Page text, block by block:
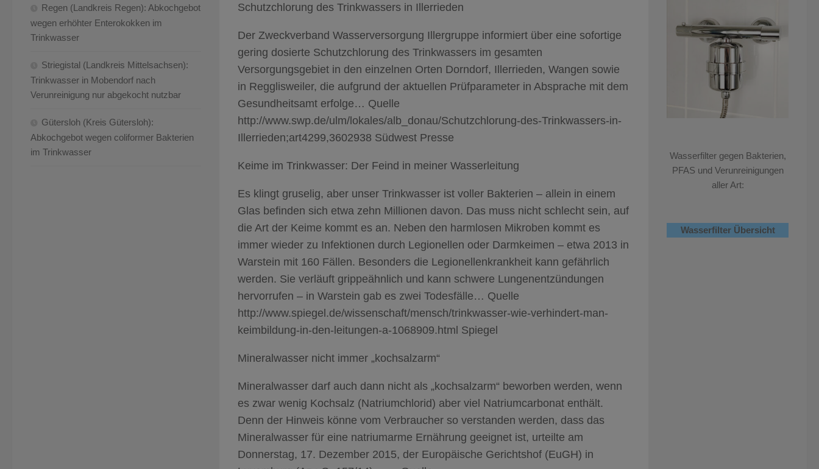
Schutzchlorung des Trinkwassers in Illerrieden
Der Zweckverband Wasserversorgung Illergruppe informiert über eine sofortige
gering dosierte Schutzchlorung des Trinkwassers im gesamten
Versorgungsgebiet in den einzelnen Orten Dorndorf, Illerrieden, Wangen sowie
in Regglisweiler, die aufgrund der aktuellen Prüfparameter in Absprache mit dem
Gesundheitsamt erfolge… Quelle
http://www.swp.de/ulm/lokales/alb_donau/Schutzchlorung-des-Trinkwassers-in-
Illerrieden;art4299,3602938 Südwest Presse
Keime im Trinkwasser: Der Feind in meiner Wasserleitung
Es klingt gruselig, aber unser Trinkwasser ist voller Bakterien – allein in einem
Glas befinden sich etwa zehn Millionen davon. Das muss nicht schlecht sein, auf
die Art der Keime kommt es an. Neben den harmlosen Mikroben kommt es
immer wieder zu Infektionen durch Legionellen oder Darmkeimen – etwa 2013 in
Warstein mit 160 Fällen. Besonders die Legionellenkrankheit kann gefährlich
werden. Sie verläuft grippeähnlich und kann schwere Lungenentzündungen
hervorrufen – in Warstein gab es zwei Todesfälle… Quelle
http://www.spiegel.de/wissenschaft/mensch/trinkwasser-wie-verhindert-man-
keimbildung-in-den-leitungen-a-1068909.html Spiegel
Mineralwasser nicht immer „kochsalzarm“
Mineralwasser darf auch dann nicht als „kochsalzarm“ beworben werden, wenn
es zwar wenig Kochsalz (Natriumchlorid) aber viel Natriumcarbonat enthält.
Denn der Hinweis könne vom Verbraucher so verstanden werden, dass das
Mineralwasser für eine natriumarme Ernährung geeignet ist, urteilte am
Donnerstag, 17. Dezember 2015, der Europäische Gerichtshof (EuGH) in
Regen (Landkreis Regen): Abkochgebot
wegen erhöhter Enterokokken im
Trinkwasser
Striegistal (Landkreis Mittelsachsen):
Trinkwasser in Mobendorf nach
Verunreinigung nur abgekocht nutzbar
Gütersloh (Kreis Gütersloh):
Abkochgebot wegen coliformer Bakterien
im Trinkwasser
Wasserfilter gegen Bakterien,
PFAS und Verunreinigungen
aller Art:
Wasserfilter Übersicht